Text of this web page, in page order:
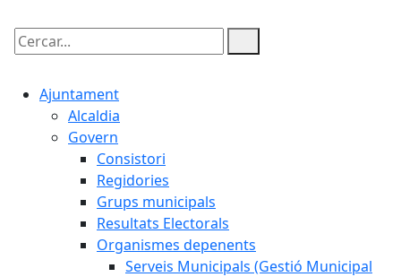
Cercar:
Ajuntament
Alcaldia
Govern
Consistori
Regidories
Grups municipals
Resultats Electorals
Organismes depenents
Serveis Municipals (Gestió Municipal